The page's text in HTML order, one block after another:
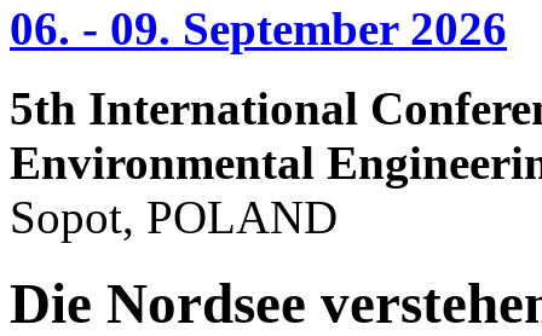
06. - 09. September 2026
5th International
Environmental
Sopot, POLAND
Die Nordsee